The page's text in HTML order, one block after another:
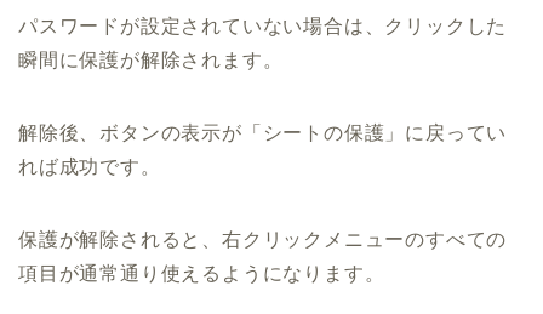
パスワードが設定されていない場合は、クリックした
瞬間に保護が解除されます。
解除後、ボタンの表示が「シートの保護」に戻ってい
れば成功です。
保護が解除されると、右クリックメニューのすべての
項目が通常通り使えるようになります。